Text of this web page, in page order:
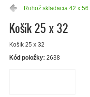
Rohož skladacia 42 x 56
Košík 25 x 32
Košík 25 x 32
Kód položky: 2638